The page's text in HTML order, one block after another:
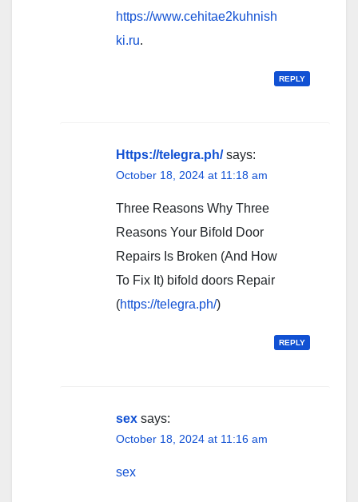
https://www.cehitae2kuhnish
ki.ru.
REPLY
Https://telegra.ph/ says:
October 18, 2024 at 11:18 am
Three Reasons Why Three
Reasons Your Bifold Door
Repairs Is Broken (And How
To Fix It) bifold doors Repair
(https://telegra.ph/)
REPLY
sex says:
October 18, 2024 at 11:16 am
sex